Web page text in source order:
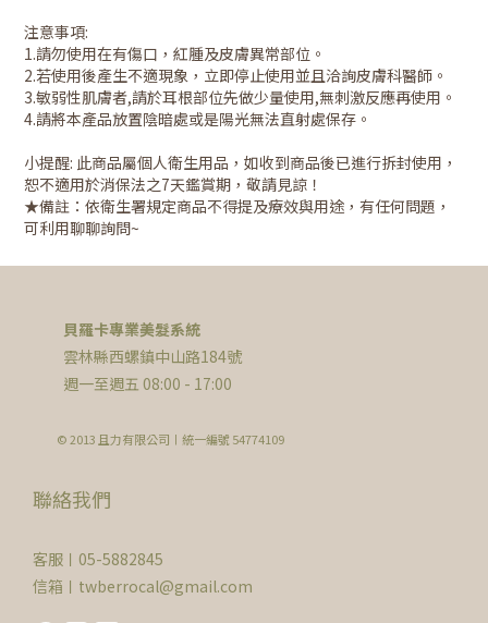
注意事項:
1.請勿使用在有傷口，紅腫及皮膚異常部位。
2.若使用後產生不適現象，立即停止使用並且洽詢皮膚科醫師。
3.敏弱性肌膚者,請於耳根部位先做少量使用,無刺激反應再使用。
4.請將本產品放置陰暗處或是陽光無法直射處保存。
小提醒: 此商品屬個人衛生用品，如收到商品後已進行拆封使用，
恕不適用於消保法之7天鑑賞期，敬請見諒！
★備註：依衛生署規定商品不得提及療效與用途，有任何問題，
可利用聊聊詢問~
貝羅卡專業美髮系統
雲林縣西螺鎮中山路184號
週一至週五 08:00 - 17:00
© 2013 且力有限公司〡統一編號 54774109
聯絡我們
客服〡05-5882845
信箱〡twberrocal@gmail.com